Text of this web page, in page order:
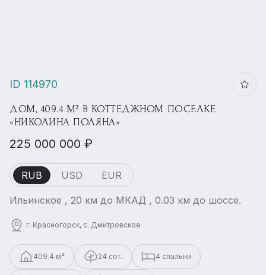
ID 114970
ДОМ, 409.4 М² В КОТТЕДЖНОМ ПОСЕЛКЕ
«НИКОЛИНА ПОЛЯНА»
225 000 000 ₽
RUB USD EUR
Ильинское , 20 км до МКАД , 0.03 км до шоссе.
г. Красногорск, с. Дмитровское
409.4 м² 24 сот. 4 спальни